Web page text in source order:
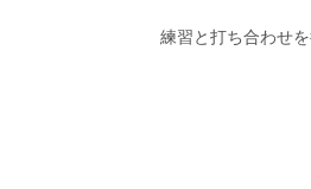
練習と打ち合わせ